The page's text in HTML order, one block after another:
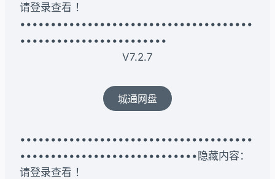
请登录查看 ！
••••••••••••••••••••••••••••••••••••••
••••••••••••••••••••••••
V7.2.7
城通网盘
••••••••••••••••••••••••••••••••••••••
•••••••••••••••••••••••••••••隐藏内容：
请登录查看 ！